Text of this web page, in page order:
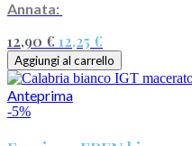
Annata:
12,90 € 12,25 €
Aggiungi al carrello
Anteprima
-5%